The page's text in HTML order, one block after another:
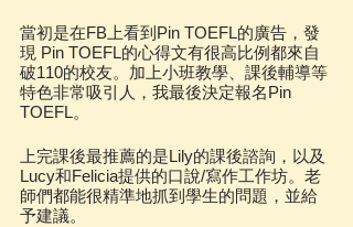
當初是在FB上看到Pin TOEFL的廣告，發
現 Pin TOEFL的心得文有很高比例都來自
破110的校友。加上小班教學、課後輔導等
特色非常吸引人，我最後決定報名Pin
TOEFL。
上完課後最推薦的是Lily的課後諮詢，以及
Lucy和Felicia提供的口說/寫作工作坊。老
師們都能很精準地抓到學生的問題，並給
予建議。